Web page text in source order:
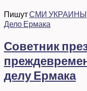
ПишутСМИ УКРАИНЫ
Дело Ермака
Советник
делу Ермака